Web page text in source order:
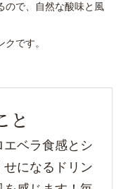
ので、自然な酸味と風
です。
と
ベラ食感とシ
になるドリン